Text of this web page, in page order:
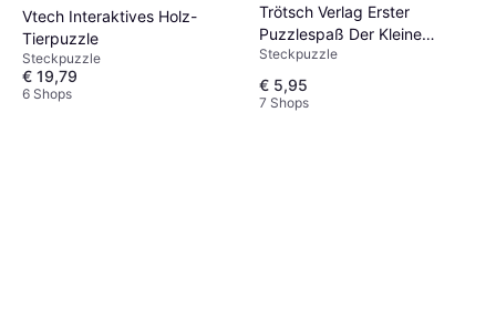
Vtech Interaktives Holz-
Tierpuzzle
Steckpuzzle
€ 19,79
6 Shops
Trötsch Verlag Erster
Puzzlespaß Der Kleine
Maulwurf
Steckpuzzle
€ 5,95
7 Shops